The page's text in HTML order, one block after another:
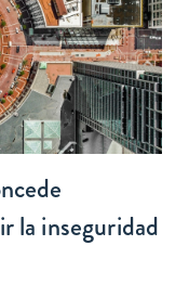
la inseguridad